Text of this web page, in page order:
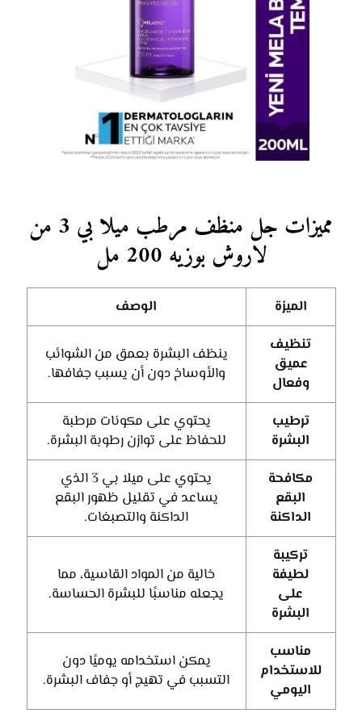
مميزات جل منظف مرطب ميلا بي 3 من
لاروش بوزيه 200 مل
الميزة
الوصف
تنظيف
عميق
وفعال
ينظف البشرة بعمق من الشوائب
والأوساخ دون أن يسبب جفافها.
ترطيب
البشرة
يحتوي على مكونات مرطبة
للحفاظ على توازن رطوبة البشرة.
مكافحة
البقع
الداكنة
يحتوي على ميلا بي 3 الذي
يساعد في تقليل ظهور البقع
الداكنة والتصبغات.
تركيبة
لطيفة
على
البشرة
خالية من المواد القاسية، مما
يجعله مناسبًا للبشرة الحساسة.
مناسب
للاستخدام
اليومي
يمكن استخدامه يوميًا دون
التسبب في تهيج أو جفاف البشرة.